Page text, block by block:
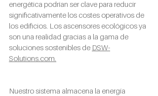
energética podrían ser clave para reducir
significativamente los costes operativos de
los edificios. Los ascensores ecológicos ya
son una realidad gracias a la gama de
soluciones sostenibles de DSW-
Solutions.com.
Nuestro sistema almacena la energía